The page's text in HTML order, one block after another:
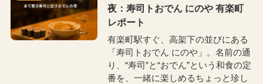
夜：寿司トおでん にのや 有楽町
レポート
有楽町駅すぐ、高架下の並びにある
「寿司トおでん にのや」。名前の通
り、“寿司”と“おでん”という和食の定
番を、一緒に楽しめるちょっと珍し